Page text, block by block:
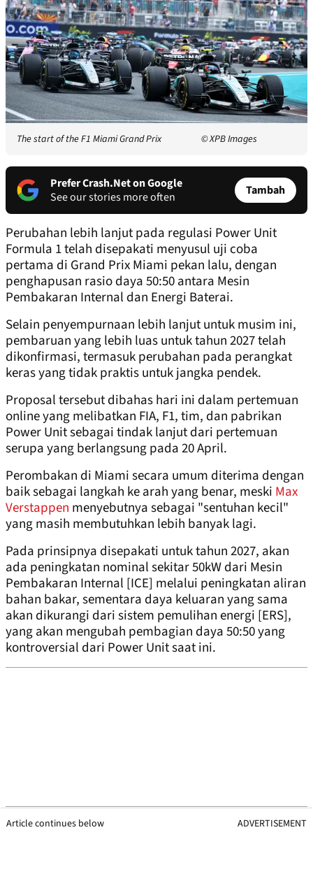
The start of the F1 Miami Grand Prix © XPB Images
Prefer Crash.Net on Google
See our stories more often
Tambah
Perubahan lebih lanjut pada regulasi Power Unit
Formula 1 telah disepakati menyusul uji coba
pertama di Grand Prix Miami pekan lalu, dengan
penghapusan rasio daya 50:50 antara Mesin
Pembakaran Internal dan Energi Baterai.
Selain penyempurnaan lebih lanjut untuk musim ini,
pembaruan yang lebih luas untuk tahun 2027 telah
dikonfirmasi, termasuk perubahan pada perangkat
keras yang tidak praktis untuk jangka pendek.
Proposal tersebut dibahas hari ini dalam pertemuan
online yang melibatkan FIA, F1, tim, dan pabrikan
Power Unit sebagai tindak lanjut dari pertemuan
serupa yang berlangsung pada 20 April.
Perombakan di Miami secara umum diterima dengan
baik sebagai langkah ke arah yang benar, meski Max
Verstappen menyebutnya sebagai "sentuhan kecil"
yang masih membutuhkan lebih banyak lagi.
Pada prinsipnya disepakati untuk tahun 2027, akan
ada peningkatan nominal sekitar 50kW dari Mesin
Pembakaran Internal [ICE] melalui peningkatan aliran
bahan bakar, sementara daya keluaran yang sama
akan dikurangi dari sistem pemulihan energi [ERS],
yang akan mengubah pembagian daya 50:50 yang
kontroversial dari Power Unit saat ini.
Article continues below ADVERTISEMENT